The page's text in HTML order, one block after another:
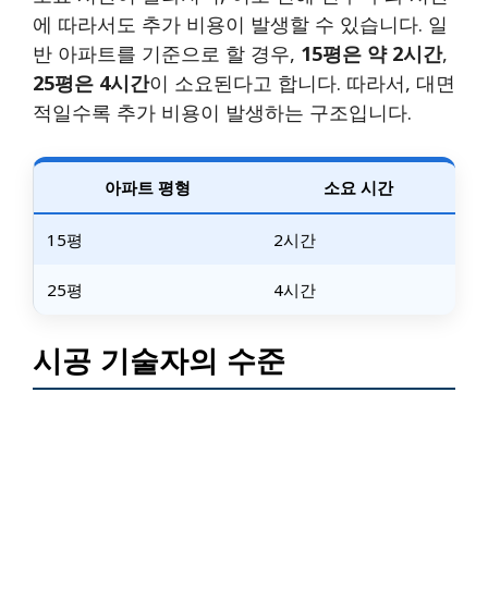
에 따라서도 추가 비용이 발생할 수 있습니다. 일
반 아파트를 기준으로 할 경우, 15평은 약 2시간,
25평은 4시간이 소요된다고 합니다. 따라서, 대면
적일수록 추가 비용이 발생하는 구조입니다.
아파트 평형 소요 시간
15평 2시간
25평 4시간
시공 기술자의 수준